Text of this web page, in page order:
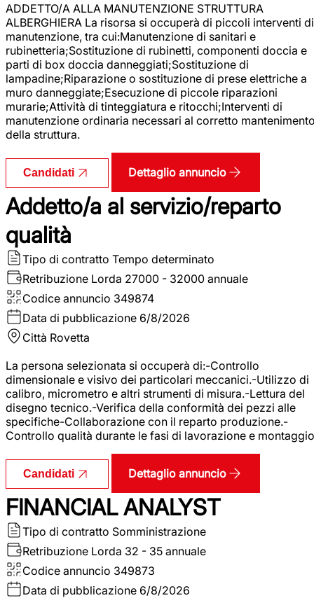
ADDETTO/A ALLA MANUTENZIONE STRUTTURA
ALBERGHIERA La risorsa si occuperà di piccoli interventi di
manutenzione, tra cui:Manutenzione di sanitari e
rubinetteria;Sostituzione di rubinetti, componenti doccia e
parti di box doccia danneggiati;Sostituzione di
lampadine;Riparazione o sostituzione di prese elettriche a
muro danneggiate;Esecuzione di piccole riparazioni
murarie;Attività di tinteggiatura e ritocchi;Interventi di
manutenzione ordinaria necessari al corretto
della struttura.
Candidati Dettaglio annuncio
Addetto/a al servizio/reparto
qualità
Tipo di contratto Tempo determinato
Retribuzione Lorda 27000 - 32000 annuale
Codice annuncio 349874
Data di pubblicazione 6/8/2026
Città Rovetta
La persona selezionata si occuperà di:-Controllo
dimensionale e visivo dei particolari meccanici.-Utilizzo di
calibro, micrometro e altri strumenti di misura.-Lettura del
disegno tecnico.-Verifica della conformità dei pezzi alle
specifiche-Collaborazione con il reparto produzione.-
Controllo qualità durante le fasi di lavorazione e
Candidati Dettaglio annuncio
FINANCIAL ANALYST
Tipo di contratto Somministrazione
Retribuzione Lorda 32 - 35 annuale
Codice annuncio 349873
Data di pubblicazione 6/8/2026